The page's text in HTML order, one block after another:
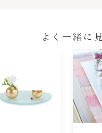
よく一緒に